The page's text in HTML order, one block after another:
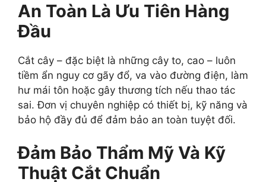
An Toàn Là Ưu Tiên Hàng
Đầu
Cắt cây – đặc biệt là những cây to, cao – luôn
tiềm ẩn nguy cơ gãy đổ, va vào đường điện, làm
hư mái tôn hoặc gây thương tích nếu thao tác
sai. Đơn vị chuyên nghiệp có thiết bị, kỹ năng và
bảo hộ đầy đủ để đảm bảo an toàn tuyệt đối.
Đảm Bảo Thẩm Mỹ Và Kỹ
Thuật Cắt Chuẩn